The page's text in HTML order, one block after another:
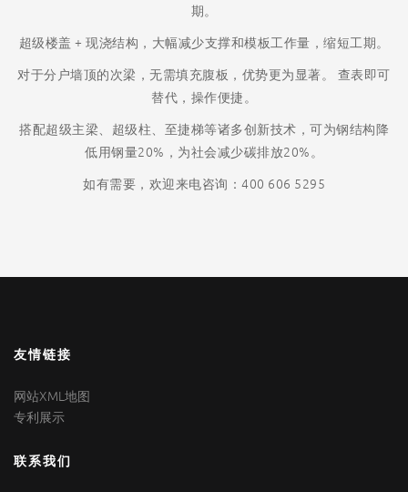
期。
超级楼盖 + 现浇结构，大幅减少支撑和模板工作量，缩短工期。
对于分户墙顶的次梁，无需填充腹板，优势更为显著。 查表即可
替代，操作便捷。
搭配超级主梁、超级柱、至捷梯等诸多创新技术，可为钢结构降
低用钢量20%，为社会减少碳排放20%。
如有需要，欢迎来电咨询：400 606 5295
友情链接
网站XML地图
专利展示
联系我们